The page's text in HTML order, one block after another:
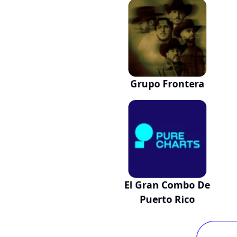
Grupo Frontera
El Gran Combo De
Puerto Rico